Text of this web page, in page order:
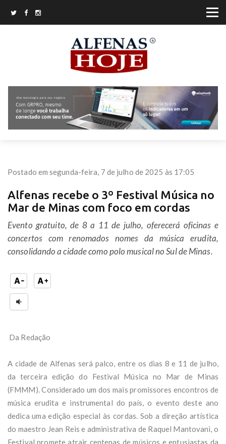
Postado em segunda-feira, 7 de julho de 2025 às 17:05
Alfenas recebe o 3º Festival Música no
Mar de Minas com foco em cordas
Evento gratuito, de 8 a 11 de julho, oferecerá oficinas e
concertos com renomados nomes da música erudita,
consolidando a cidade como polo musical no Sul de Minas.
Da Redação
A cidade de Alfenas será palco, entre os dias 8 e 11 de julho,
da terceira edição do Festival Música no Mar de Minas
(FMMM). Considerado um dos mais promissores encontros de
música erudita e instrumental do país, o evento deste ano
dedica uma edição especial às cordas. Sob a direção artística
do maestro Jean Reis e administrativa de Raquel Mantovani, o
Festival promete atrair centenas de músicos e entusiastas da